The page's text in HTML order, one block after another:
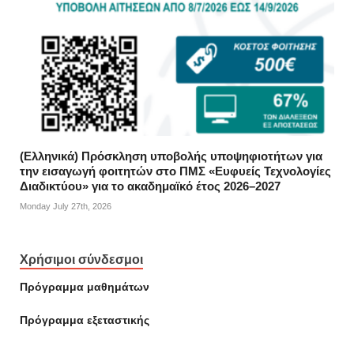
(Ελληνικά) Πρόσκληση υποβολής υποψηφιοτήτων για
την εισαγωγή φοιτητών στο ΠΜΣ «Ευφυείς Τεχνολογίες
Διαδικτύου» για το ακαδημαϊκό έτος 2026–2027
Monday July 27th, 2026
Χρήσιμοι σύνδεσμοι
Πρόγραμμα μαθημάτων
Πρόγραμμα εξεταστικής